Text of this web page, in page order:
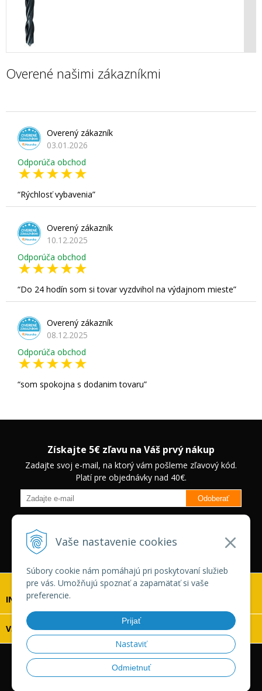
Vaše nastavenie cookies
Súbory cookie nám pomáhajú pri poskytovaní služieb
pre vás. Umožňujú spoznať a zapamätať si vaše
preferencie.
Prijať
Nastaviť
Odmietnuť
Overené našimi zákazníkmi
Overený zákazník
03.01.2026
Odporúča obchod
Rýchlosť vybavenia
Overený zákazník
10.12.2025
Odporúča obchod
Do 24 hodín som si tovar vyzdvihol na výdajnom mieste
Overený zákazník
08.12.2025
Odporúča obchod
som spokojna s dodanim tovaru
Získajte 5€ zľavu na Váš prvý nákup
Zadajte svoj e-mail, na ktorý vám pošleme zľavový kód.
Platí pre objednávky nad 40€.
Odoberať
zľavách na vybrané produkty.
Neplatí pre Veľkoobchodných
zákazníkov.
INFOLINKA
VŠETKO O NÁKUPE
© 2026 Vaskonaradie.sk •tvorba eshopu cez UNIobchod
webhostingspoločnostiWEBYGROUP